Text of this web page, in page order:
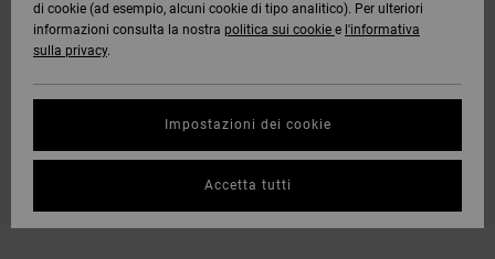
di cookie (ad esempio, alcuni cookie di tipo analitico). Per ulteriori
informazioni consulta la nostra politica sui cookie e l'informativa
sulla privacy.
Impostazioni dei cookie
Accetta tutti